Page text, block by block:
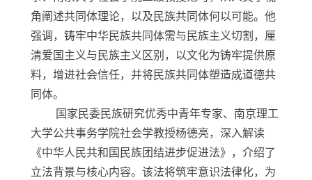
角阐述共同体理论，以及民族共同体何以可能。他
强调，铸牢中华民族共同体需与民族主义切割，厘
清爱国主义与民族主义区别，以文化为铸牢提供原
料，增进社会信任，并将民族共同体塑造成道德共
同体。
国家民委民族研究优秀中青年专家、南京理工
大学公共事务学院社会学教授杨德亮，深入解读
《中华人民共和国民族团结进步促进法》，介绍了
立法背景与核心内容。该法将筑牢意识法律化，为